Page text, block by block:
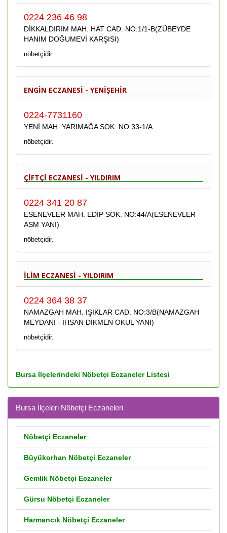
0224 236 46 98
DİKKALDIRIM MAH. HAT CAD. NO:1/1-B(ZÜBEYDE
HANIM DOĞUMEVİ KARŞISI)
nöbetçidir.
ENGİN ECZANESİ - YENİŞEHİR
0224-7731160
YENİ MAH. YARIMAĞA SOK. NO:33-1/A
nöbetçidir.
ÇİFTÇİ ECZANESİ - YILDIRIM
0224 341 20 87
ESENEVLER MAH. EDİP SOK. NO:44/A(ESENEVLER
ASM YANI)
nöbetçidir.
İLİM ECZANESİ - YILDIRIM
0224 364 38 37
NAMAZGAH MAH. IŞIKLAR CAD. NO:3/B(NAMAZGAH
MEYDANI - İHSAN DİKMEN OKUL YANI)
nöbetçidir.
Bursa İlçelerindeki Nöbetçi Eczaneler Listesi
Bursa İlçeleri Nöbetçi Eczaneleri
Nöbetçi Eczaneler
Büyükorhan Nöbetçi Eczaneler
Gemlik Nöbetçi Eczaneler
Gürsu Nöbetçi Eczaneler
Harmancık Nöbetçi Eczaneler